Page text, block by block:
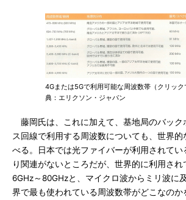
4Gまたは5Gで利用可能な周波数帯（クリック
典：エリクソン・ジャパン
藤岡氏は、これに加えて、基地局のバック
ス回線で利用する周波数についても、世界
べる。日本では光ファイバーが利用されてい
り関連がないところだが、世界的に利用さ
6GHz～80GHzと、マイクロ波からミリ波に
界で最も使われている周波数帯がどこなの